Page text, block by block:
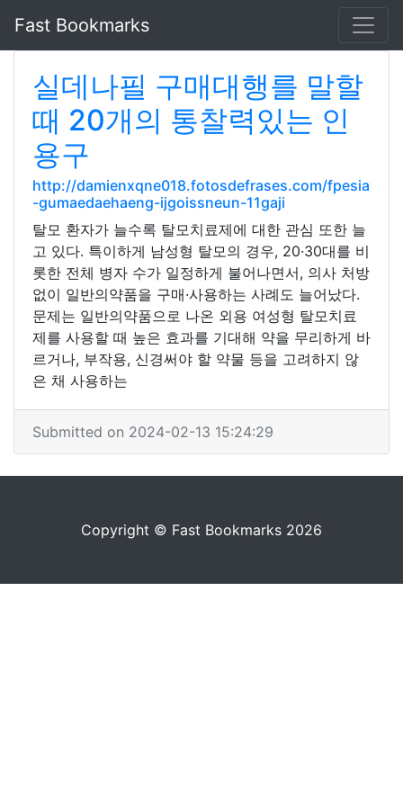
Fast Bookmarks
실데나필 구매대행를 말할
때 20개의 통찰력있는 인
용구
http://damienxqne018.fotosdefrases.com/fpesia
-gumaedaehaeng-ijgoissneun-11gaji
탈모 환자가 늘수록 탈모치료제에 대한 관심 또한 늘
고 있다. 특이하게 남성형 탈모의 경우, 20·30대를 비
롯한 전체 병자 수가 일정하게 불어나면서, 의사 처방
없이 일반의약품을 구매·사용하는 사례도 늘어났다.
문제는 일반의약품으로 나온 외용 여성형 탈모치료
제를 사용할 때 높은 효과를 기대해 약을 무리하게 바
르거나, 부작용, 신경써야 할 약물 등을 고려하지 않
은 채 사용하는
Submitted on 2024-02-13 15:24:29
Copyright © Fast Bookmarks 2026